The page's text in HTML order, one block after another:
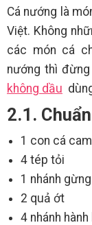
Cá nướng là
Việt. Không
các món cá
nướng thì
không dầu
2.1.
1 con cá
4 tép tỏi
1 nhánh gừng
2 quả ớt
4 nhánh hành